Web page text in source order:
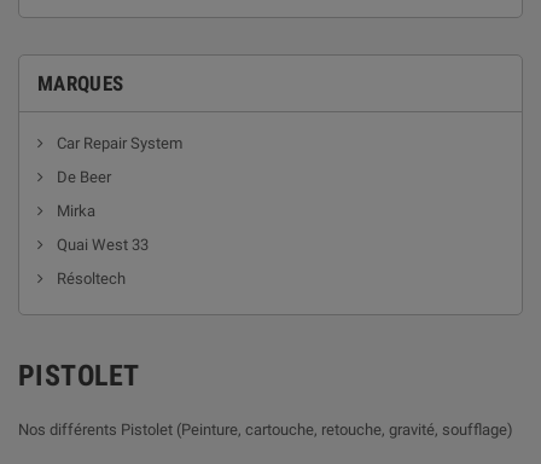
MARQUES
Car Repair System
De Beer
Mirka
Quai West 33
Résoltech
PISTOLET
Nos différents Pistolet (Peinture, cartouche, retouche, gravité, soufflage)